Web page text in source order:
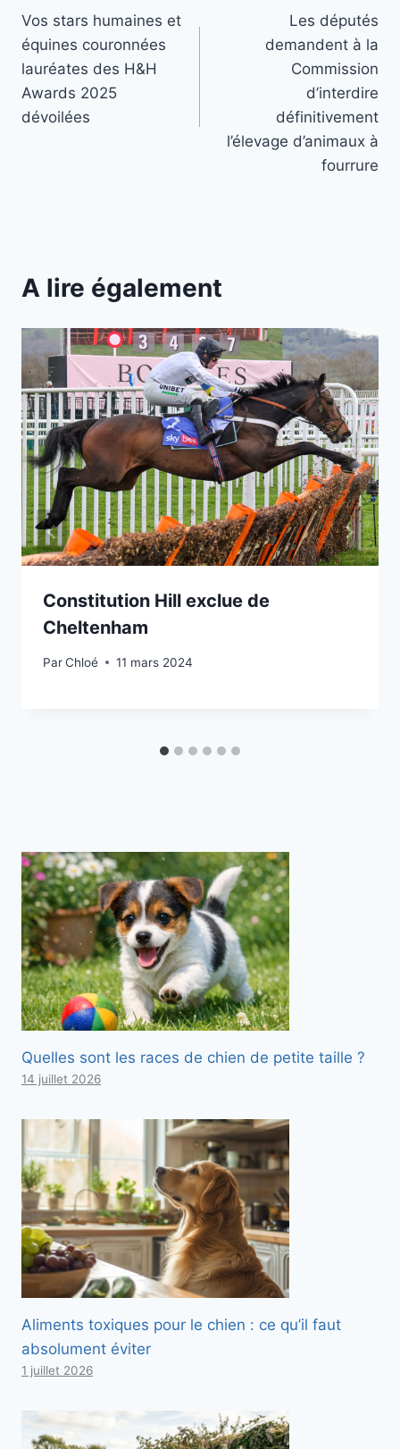
de
l’article
Vos stars humaines et
équines couronnées
lauréates des H&H
Awards 2025
dévoilées
Les députés
demandent à la
Commission
d’interdire
définitivement
l’élevage d’animaux à
fourrure
A lire également
Constitution Hill exclue de
Cheltenham
ParChloé 11 mars 2024
Quelles sont les races de chien de petite taille ?
14 juillet 2026
Aliments toxiques pour le chien : ce qu’il faut
absolument éviter
1 juillet 2026